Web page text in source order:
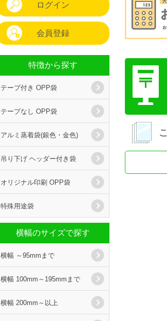
ログイン
会員登録
特徴から探す
テープ付き OPP袋
テープなし OPP袋
アルミ蒸着袋(銀色・金色)
吊り下げ ヘッダー付き袋
オリジナル印刷 OPP袋
特殊用途袋
横幅のサイズで探す
横幅 ～95mmまで
横幅 100mm～195mmまで
横幅 200mm～以上